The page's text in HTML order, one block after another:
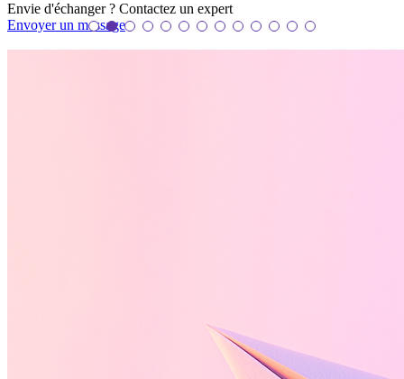
Envie d'échanger ? Contactez un expert
Envoyer un message